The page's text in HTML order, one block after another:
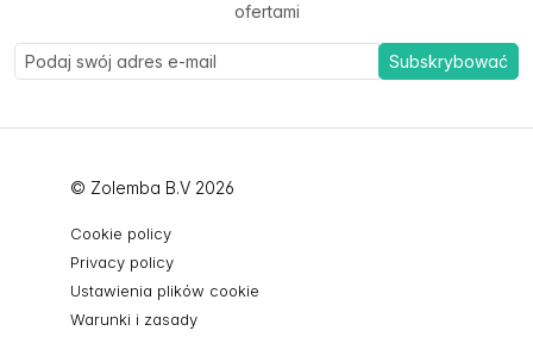
ofertami
Subskrybować
© Zolemba B.V 2026
Cookie policy
Privacy policy
Ustawienia plików cookie
Warunki i zasady